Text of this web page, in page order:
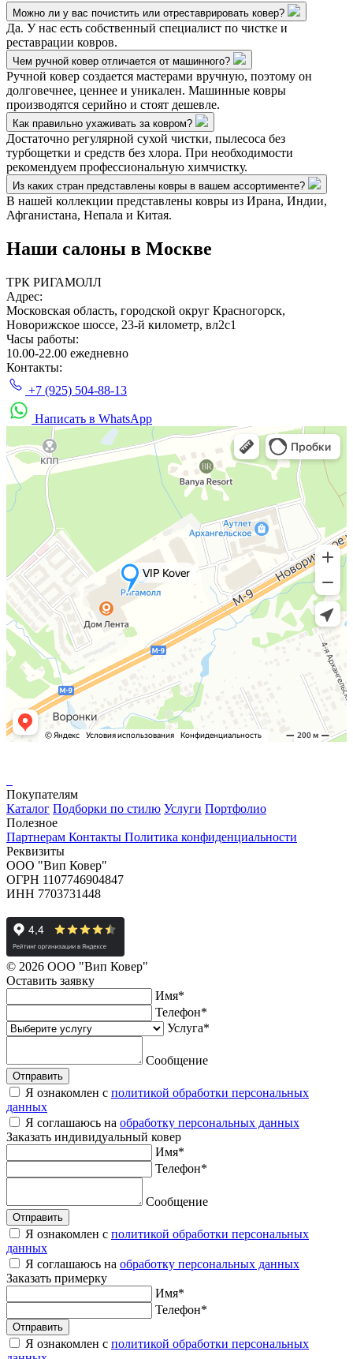
Можно ли у вас почистить или отреставрировать ковер?
Да. У нас есть собственный специалист по чистке и
реставрации ковров.
Чем ручной ковер отличается от машинного?
Ручной ковер создается мастерами вручную, поэтому он
долговечнее, ценнее и уникален. Машинные ковры
производятся серийно и стоят дешевле.
Как правильно ухаживать за ковром?
Достаточно регулярной сухой чистки, пылесоса без
турбощетки и средств без хлора. При необходимости
рекомендуем профессиональную химчистку.
Из каких стран представлены ковры в вашем ассортименте?
В нашей коллекции представлены ковры из Ирана, Индии,
Афганистана, Непала и Китая.
Наши салоны в Москве
ТРК РИГАМОЛЛ
Адрес:
Московская область, городской округ Красногорск,
Новорижское шоссе, 23-й километр, вл2с1
Часы работы:
10.00-22.00 ежедневно
Контакты:
+7 (925) 504-88-13
Написать в WhatsApp
Покупателям
Каталог Подборки по стилю Услуги Портфолио
Полезное
Партнерам Контакты Политика конфиденциальности
Реквизиты
ООО "Вип Ковер"
ОГРН 1107746904847
ИНН 7703731448
© 2026 ООО "Вип Ковер"
Оставить заявку
Имя*
Телефон*
Услуга*
Сообщение
Отправить
Я ознакомлен с политикой обработки персональных
данных
Я соглашаюсь на обработку персональных данных
Заказать индивидуальный ковер
Имя*
Телефон*
Сообщение
Отправить
Я ознакомлен с политикой обработки персональных
данных
Я соглашаюсь на обработку персональных данных
Заказать примерку
Имя*
Телефон*
Отправить
Я ознакомлен с политикой обработки персональных